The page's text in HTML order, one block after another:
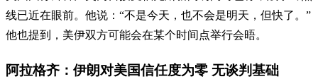
线已近在眼前。他说：“不是今天，也不会是明天，但快了。”
他也提到，美伊双方可能会在某个时间点举行会晤。
阿拉格齐：伊朗对美国信任度为零 无谈判基础